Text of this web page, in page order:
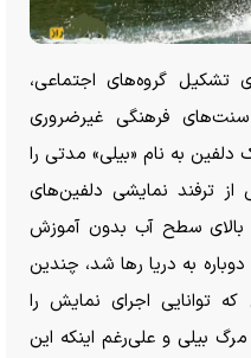
تشکیل گروه‌های اجتماعی،
سنت‌های فرهنگی غیرضروری
دلفین به نام «بیلی» مدتی را
از ترفند نمایشی دلفین‌های
بالای سطح آب بدون آموزش
به دریا رها شد، چندین
توانایی اجرای نمایش را
بیلی و علی‌رغم اینکه این